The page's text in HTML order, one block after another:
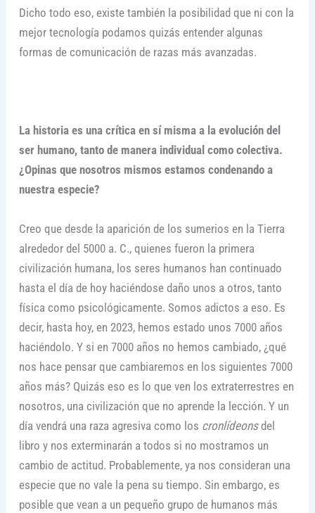
Dicho todo eso, existe también la posibilidad que ni con la
mejor tecnología podamos quizás entender algunas
formas de comunicación de razas más avanzadas.
La historia es una crítica en sí misma a la evolución del
ser humano, tanto de manera individual como colectiva.
¿Opinas que nosotros mismos estamos condenando a
nuestra especie?
Creo que desde la aparición de los sumerios en la Tierra
alrededor del 5000 a. C., quienes fueron la primera
civilización humana, los seres humanos han continuado
hasta el día de hoy haciéndose daño unos a otros, tanto
física como psicológicamente. Somos adictos a eso. Es
decir, hasta hoy, en 2023, hemos estado unos 7000 años
haciéndolo. Y si en 7000 años no hemos cambiado, ¿qué
nos hace pensar que cambiaremos en los siguientes 7000
años más? Quizás eso es lo que ven los extraterrestres en
nosotros, una civilización que no aprende la lección. Y un
día vendrá una raza agresiva como los cronlídeonsdel
libro y nos exterminarán a todos si no mostramos un
cambio de actitud. Probablemente, ya nos consideran una
especie que no vale la pena su tiempo. Sin embargo, es
posible que vean a un pequeño grupo de humanos más